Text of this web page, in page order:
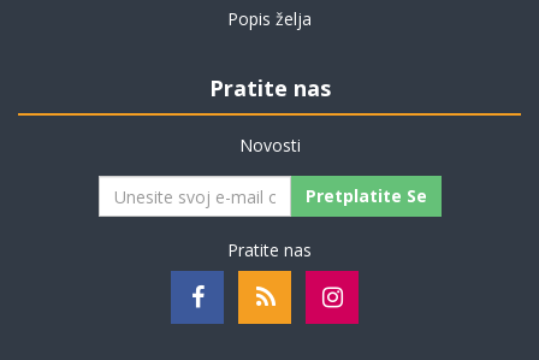
Popis želja
Pratite nas
Novosti
Pretplatite Se
Pratite nas